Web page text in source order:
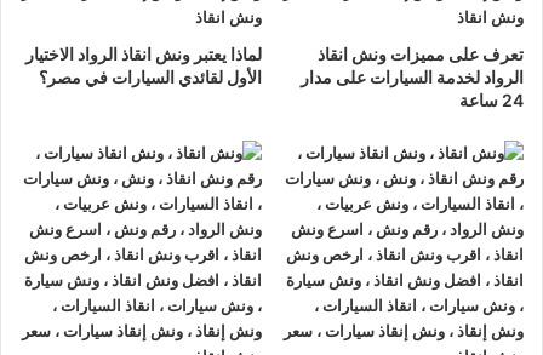
لإنقاذ و رفع السيارات بالأتي :
نتعهد بوصولونش الانقاذ بسرعة إلىموقعكفي اسيوط خلال
10 دقائق بحد اقصي.
يمكنك الاتصال بنا أو ارسال موقعك علي
بريد إلكتروني
إلى أحد ممثلينا الموجودين لارسال
أقرب ونش
انقاذ اليك في أي وقت.
ونش انقاذ سياراتالرواد مؤمن بالكامل حتي لا يسب اي تلف
اجزاء سياراتك.
لديناافضل ونش انقاذ سيارات واسرع ونش انقاذ سياراتو
اقرب ونش انقاذ سياراتكما نقدم خدمةانقاذ سياراتباقل
تعرف على مميزات ونش انقاذ
الرواد لخدمة السيارات على مدار
24 ساعة
لماذا يعتبر ونش انقاذ الرواد الاختيار
الأول لقائدي السيارات في مصر؟